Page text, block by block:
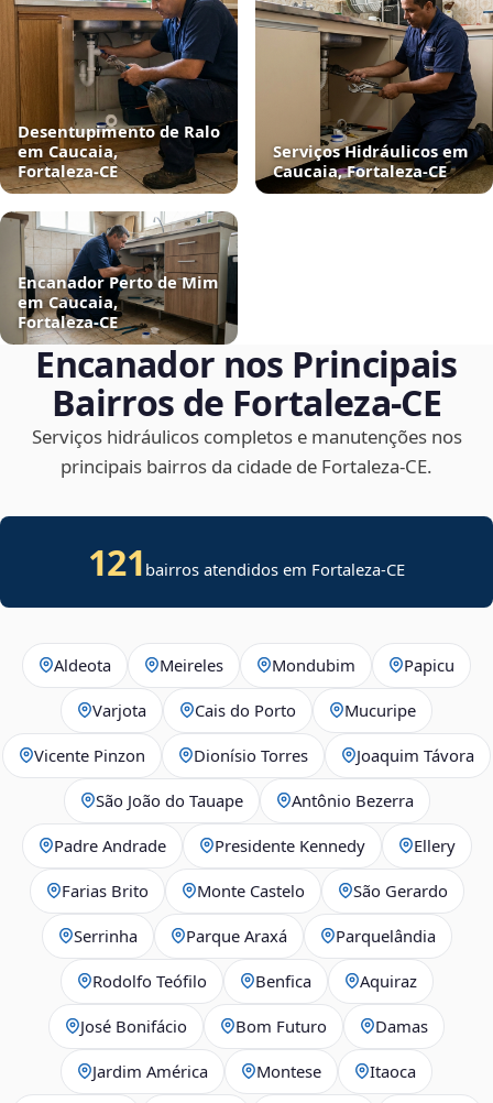
Desentupimento de Ralo
em Caucaia,
Fortaleza‑CE
Serviços Hidráulicos em
Caucaia, Fortaleza‑CE
Encanador Perto de Mim
em Caucaia,
Fortaleza‑CE
Encanador nos Principais
Bairros de Fortaleza‑CE
Serviços hidráulicos completos e manutenções nos
principais bairros da cidade de Fortaleza‑CE.
121 bairros atendidos em Fortaleza-CE
Aldeota Meireles Mondubim Papicu
Varjota Cais do Porto Mucuripe
Vicente Pinzon Dionísio Torres Joaquim Távora
São João do Tauape Antônio Bezerra
Padre Andrade Presidente Kennedy Ellery
Farias Brito Monte Castelo São Gerardo
Serrinha Parque Araxá Parquelândia
Rodolfo Teófilo Benfica Aquiraz
José Bonifácio Bom Futuro Damas
Jardim América Montese Itaoca